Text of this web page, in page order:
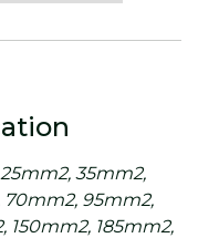
35mm2,
95mm2,
150mm2, 185mm2,